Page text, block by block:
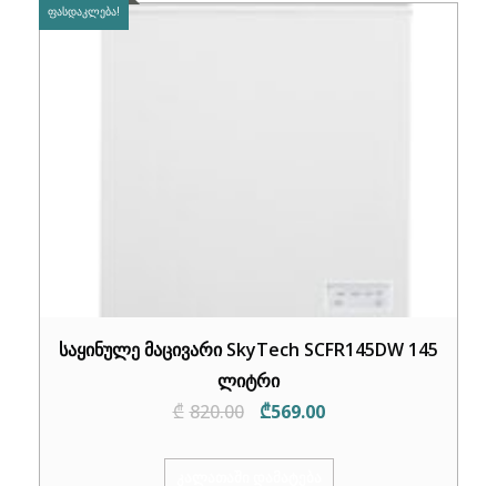
ᲤᲐᲡᲓᲐᲙᲚᲔᲑᲐ!
საყინულე მაცივარი SkyTech SCFR145DW 145
ლიტრი
₾ 820.00
Original
₾569.00Current